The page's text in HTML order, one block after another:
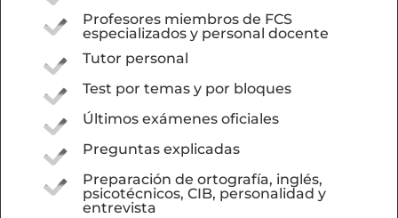
Profesores miembros de FCS
especializados y personal docente
Tutor personal
Test por temas y por bloques
Últimos exámenes oficiales
Preguntas explicadas
Preparación de ortografía, inglés,
psicotécnicos, CIB, personalidad y
entrevista